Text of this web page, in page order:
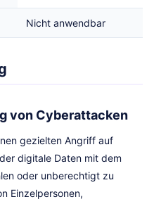
Nicht anwendbar
von Cyberattacken
gezielten Angriff auf
digitale Daten mit dem
oder unberechtigt zu
Einzelpersonen,